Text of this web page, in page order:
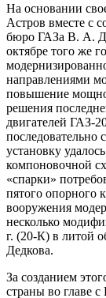
На основании
Астров вместе с
бюро ГАЗа В. А.
октябре того же
направлениями
повышение
решения
двигателей ГАЗ-
последовательно
установку
компоновочной
«спарки»
пятого опорного
вооружения
несколько
г. (20-К) в литой
Дедкова.
За созданием
страны во главе